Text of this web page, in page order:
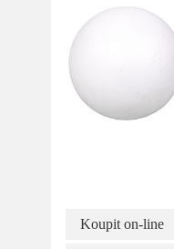
Koupit on-line